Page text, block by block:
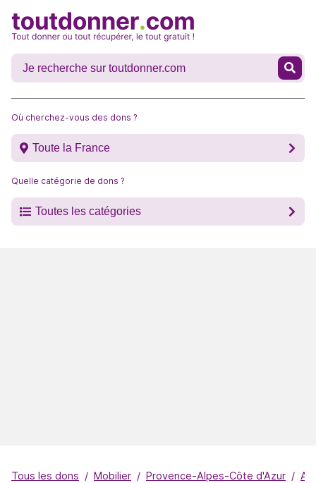
Où cherchez-vous des dons ?
Toute la France
Quelle catégorie de dons ?
Toutes les catégories
Tous les dons Mobilier Provence-Alpes-Côte d'Azur